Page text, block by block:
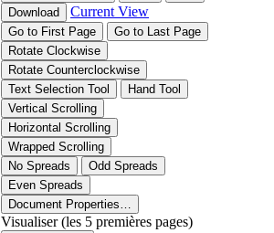
Download
Current View
Go to First Page
Go to Last Page
Rotate Clockwise
Rotate Counterclockwise
Text Selection Tool
Hand Tool
Vertical Scrolling
Horizontal Scrolling
Wrapped Scrolling
No Spreads
Odd Spreads
Even Spreads
Document Properties…
Visualiser (les 5 premières pages)